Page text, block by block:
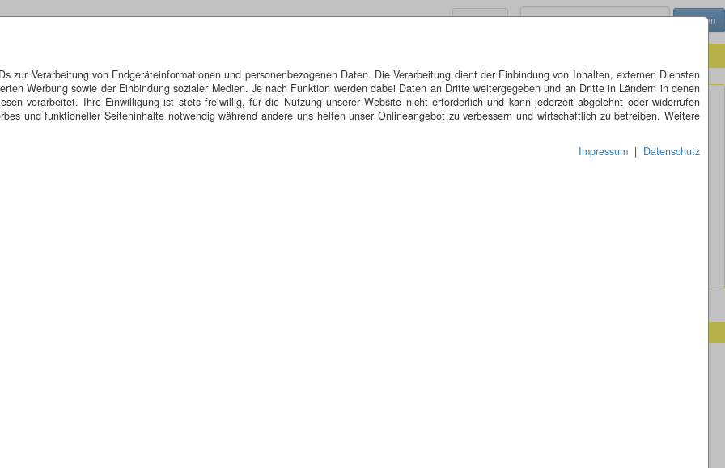
zur Verarbeitung von Endgeräteinformationen und personenbezogenen Daten. Die Verarbeitung dient der Einbindung von Inhalten, externen Diensten
Werbung sowie der Einbindung sozialer Medien. Je nach Funktion werden dabei Daten an Dritte weitergegeben und an Dritte in Ländern in denen
verarbeitet. Ihre Einwilligung ist stets freiwillig, für die Nutzung unserer Website nicht erforderlich und kann jederzeit abgelehnt oder widerrufen
und funktioneller Seiteninhalte notwendig während andere uns helfen unser Onlineangebot zu verbessern und wirtschaftlich zu betreiben. Weitere
Impressum | Datenschutz
Menü